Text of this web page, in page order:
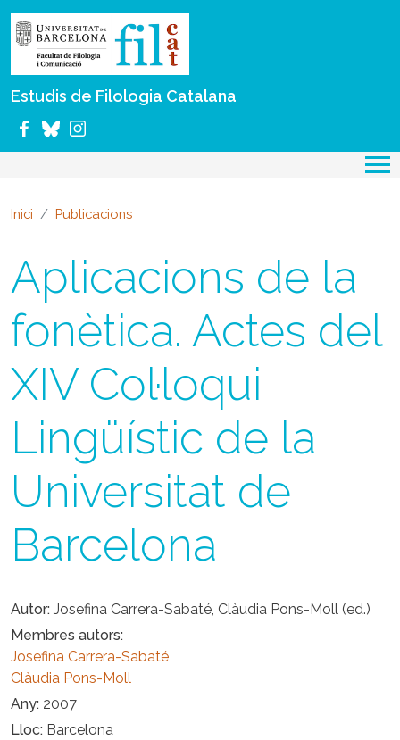
Estudis de Filologia Catalana
Inici Publicacions
Aplicacions de la
fonètica. Actes del
XIV Col·loqui
Lingüístic de la
Universitat de
Barcelona
Autor Josefina Carrera-Sabaté, Clàudia Pons-Moll (ed.)
Membres autors
Josefina Carrera-Sabaté
Clàudia Pons-Moll
Any 2007
Lloc Barcelona